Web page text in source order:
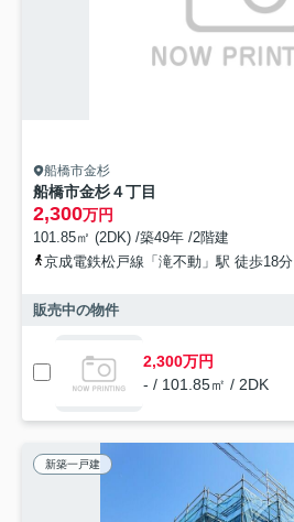
船橋市金杉
船橋市金杉４丁目
2,300万円
101.85㎡ (2DK) /築49年 /2階建
京成電鉄松戸線「滝不動」駅 徒歩18分
販売中の物件
2,300万円
- / 101.85㎡ / 2DK
新築一戸建